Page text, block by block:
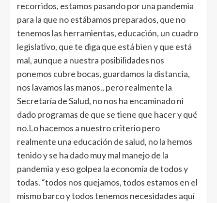
recorridos, estamos pasando por una pandemia
para la que no estábamos preparados, que no
tenemos las herramientas, educación, un cuadro
legislativo, que te diga que está bien y que está
mal, aunque a nuestra posibilidades nos
ponemos cubre bocas, guardamos la distancia,
nos lavamos las manos., pero realmente la
Secretaría de Salud, no nos ha encaminado ni
dado programas de que se tiene que hacer y qué
no.Lo hacemos a nuestro criterio pero
realmente una educación de salud, no la hemos
tenido y se ha dado muy mal manejo de la
pandemia y eso golpea la economía de todos y
todas. “todos nos quejamos, todos estamos en el
mismo barco y todos tenemos necesidades aquí